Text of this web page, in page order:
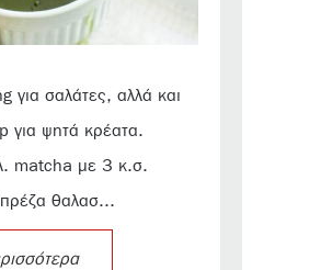
για σαλάτες, αλλά και
για ψητά κρέατα.
matcha με 3 κ.σ.
πρέζα θαλασ...